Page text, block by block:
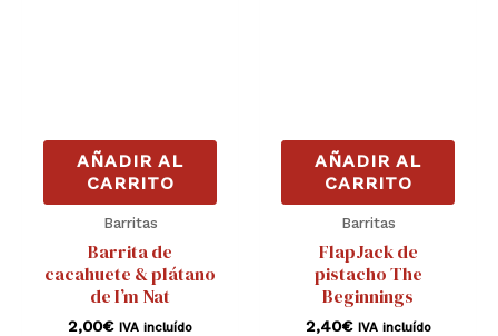
AÑADIR AL
CARRITO
Barritas
Barrita de
cacahuete & plátano
de I’m Nat
2,00€ IVA incluído
AÑADIR AL
CARRITO
Barritas
FlapJack de
pistacho The
Beginnings
2,40€ IVA incluído